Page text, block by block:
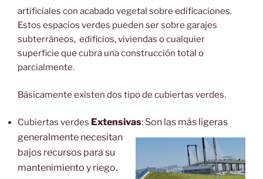
artificiales con acabado vegetal sobre edificaciones.
Estos espacios verdes pueden ser sobre garajes
subterráneos, edificios, viviendas o cualquier
superficie que cubra una construcción total o
parcialmente.
Básicamente existen dos tipo de cubiertas verdes.
Cubiertas verdes Extensivas: Son las más ligeras
generalmente necesitan
bajos recursos para su
mantenimiento y riego.